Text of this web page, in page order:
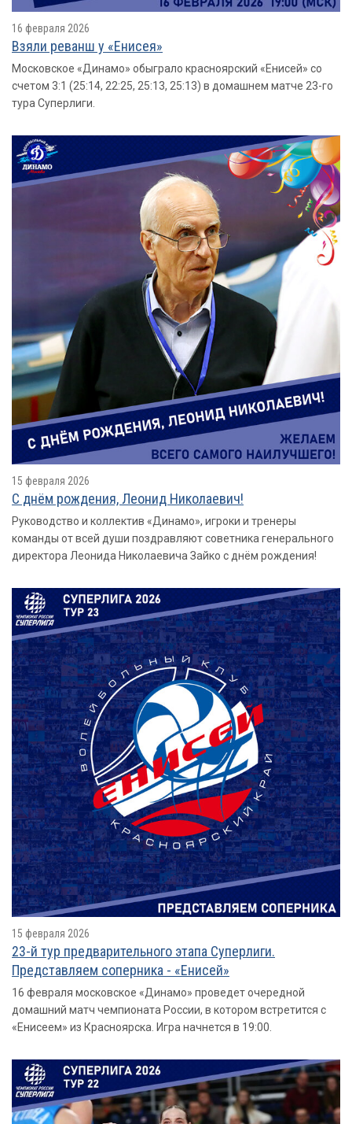
16 февраля 2026
Взяли реванш у «Енисея»
Московское «Динамо» обыграло красноярский «Енисей» со
счетом 3:1 (25:14, 22:25, 25:13, 25:13) в домашнем матче 23-го
тура Суперлиги.
15 февраля 2026
С днём рождения, Леонид Николаевич!
Руководство и коллектив «Динамо», игроки и тренеры
команды от всей души поздравляют советника генерального
директора Леонида Николаевича Зайко с днём рождения!
15 февраля 2026
23-й тур предварительного этапа Суперлиги.
Представляем соперника - «Енисей»
16 февраля московское «Динамо» проведет очередной
домашний матч чемпионата России, в котором встретится с
«Енисеем» из Красноярска. Игра начнется в 19:00.